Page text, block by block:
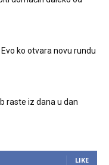
ko otvara novu rundu
raste iz dana u dan
LIKE